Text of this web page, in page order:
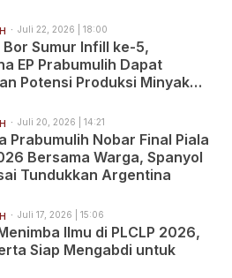
Juli 22, 2026 | 18:00
Sumur Infill ke-5,
EP Prabumulih Dapat
Potensi Produksi Minyak
Juli 20, 2026 | 14:21
Prabumulih Nobar Final Piala
Bersama Warga, Spanyol
Tundukkan Argentina
Juli 17, 2026 | 15:06
Ilmu di PLCLP 2026,
Siap Mengabdi untuk